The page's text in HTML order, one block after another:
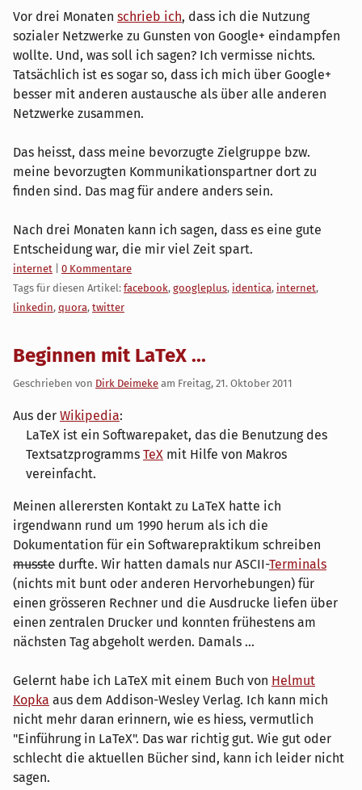
Vor drei Monaten schrieb ich, dass ich die Nutzung
sozialer Netzwerke zu Gunsten von Google+ eindampfen
wollte. Und, was soll ich sagen? Ich vermisse nichts.
Tatsächlich ist es sogar so, dass ich mich über Google+
besser mit anderen austausche als über alle anderen
Netzwerke zusammen.
Das heisst, dass meine bevorzugte Zielgruppe bzw.
meine bevorzugten Kommunikationspartner dort zu
finden sind. Das mag für andere anders sein.
Nach drei Monaten kann ich sagen, dass es eine gute
Entscheidung war, die mir viel Zeit spart.
Kategorien:
internet
0 Kommentare
Tags für diesen Artikel: facebook, googleplus, identica, internet,
linkedin, quora, twitter
Beginnen mit LaTeX ...
Geschrieben von Dirk Deimeke am Freitag, 21. Oktober 2011
Aus der Wikipedia:
LaTeX ist ein Softwarepaket, das die Benutzung des
Textsatzprogramms TeX mit Hilfe von Makros
vereinfacht.
Meinen allerersten Kontakt zu LaTeX hatte ich
irgendwann rund um 1990 herum als ich die
Dokumentation für ein Softwarepraktikum schreiben
musste durfte. Wir hatten damals nur ASCII-Terminals
(nichts mit bunt oder anderen Hervorhebungen) für
einen grösseren Rechner und die Ausdrucke liefen über
einen zentralen Drucker und konnten frühestens am
nächsten Tag abgeholt werden. Damals ...
Gelernt habe ich LaTeX mit einem Buch von Helmut
Kopka aus dem Addison-Wesley Verlag. Ich kann mich
nicht mehr daran erinnern, wie es hiess, vermutlich
"Einführung in LaTeX". Das war richtig gut. Wie gut oder
schlecht die aktuellen Bücher sind, kann ich leider nicht
sagen.